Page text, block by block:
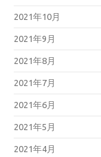
2021年10月
2021年9月
2021年8月
2021年7月
2021年6月
2021年5月
2021年4月